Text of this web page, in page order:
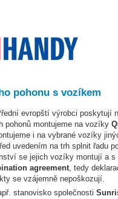
pohonu s vozíkem
evropští výrobci poskytují
pohonů montujeme na vozíky
i na vybrané vozíky
uvedením na trh splnit řadu
se jejich vozíky montují a s
agreement, tedy
se vzájemně nepoškozují.
stanovisko společnosti